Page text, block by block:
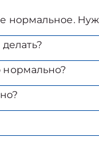
нормальное.
нормально?